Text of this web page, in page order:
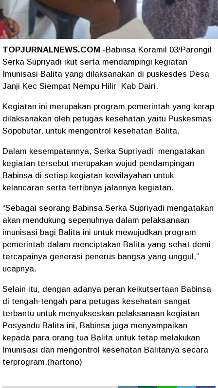
TOPJURNALNEWS.COM -Babinsa Koramil 03/Parongil
Serka Supriyadi ikut serta mendampingi kegiatan
Imunisasi Balita yang dilaksanakan di puskesdes Desa
Janji Kec Siempat Nempu Hilir Kab Dairi.
Kegiatan ini merupakan program pemerintah yang kerap
dilaksanakan oleh petugas kesehatan yaitu Puskesmas
Sopobutar, untuk mengontrol kesehatan Balita.
Dalam kesempatannya, Serka Supriyadi mengatakan
kegiatan tersebut merupakan wujud pendampingan
Babinsa di setiap kegiatan kewilayahan untuk
kelancaran serta tertibnya jalannya kegiatan.
“Sebagai seorang Babinsa Serka Supriyadi mengatakan
akan mendukung sepenuhnya dalam pelaksanaan
imunisasi bagi Balita ini untuk mewujudkan program
pemerintah dalam menciptakan Balita yang sehat demi
tercapainya generasi penerus bangsa yang unggul,”
ucapnya.
Selain itu, dengan adanya peran keikutsertaan Babinsa
di tengah-tengah para petugas kesehatan sangat
terbantu untuk menyukseskan pelaksanaan kegiatan
Posyandu Balita ini, Babinsa juga menyampaikan
kepada para orang tua Balita untuk tetap melakukan
Imunisasi dan mengontrol kesehatan Balitanya secara
terprogram.(hartono)